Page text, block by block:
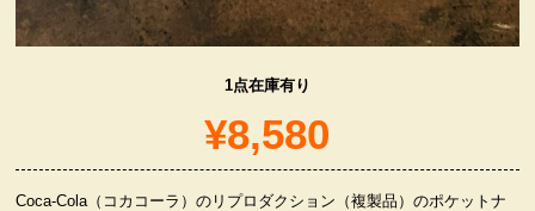
喫煙具
服飾小物雑貨
1点在庫有り
¥8,580
Coca-Cola（コカコーラ）のリプロダクション（複製品）のポケットナ